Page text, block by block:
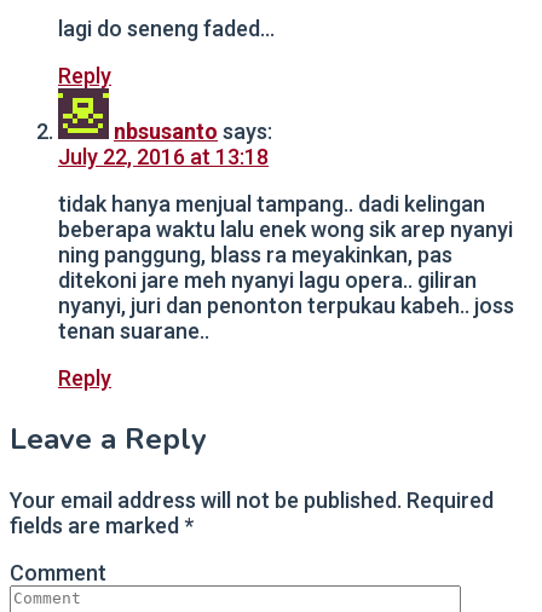
lagi do seneng faded…
Reply
nbsusanto says:
July 22, 2016 at 13:18
tidak hanya menjual tampang.. dadi kelingan
beberapa waktu lalu enek wong sik arep nyanyi
ning panggung, blass ra meyakinkan, pas
ditekoni jare meh nyanyi lagu opera.. giliran
nyanyi, juri dan penonton terpukau kabeh.. joss
tenan suarane..
Reply
Leave a Reply
Your email address will not be published. Required
fields are marked *
Comment